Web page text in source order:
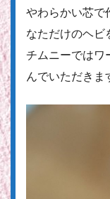
やわらかい芯で
なただけのヘビ
チムニーではワ
んでいただきま